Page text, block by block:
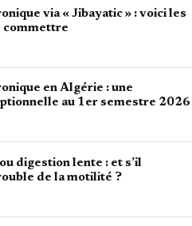
via « Jibayatic » : voici les
commettre
en Algérie : une
au 1er semestre 2026
digestion lente : et s’il
de la motilité ?